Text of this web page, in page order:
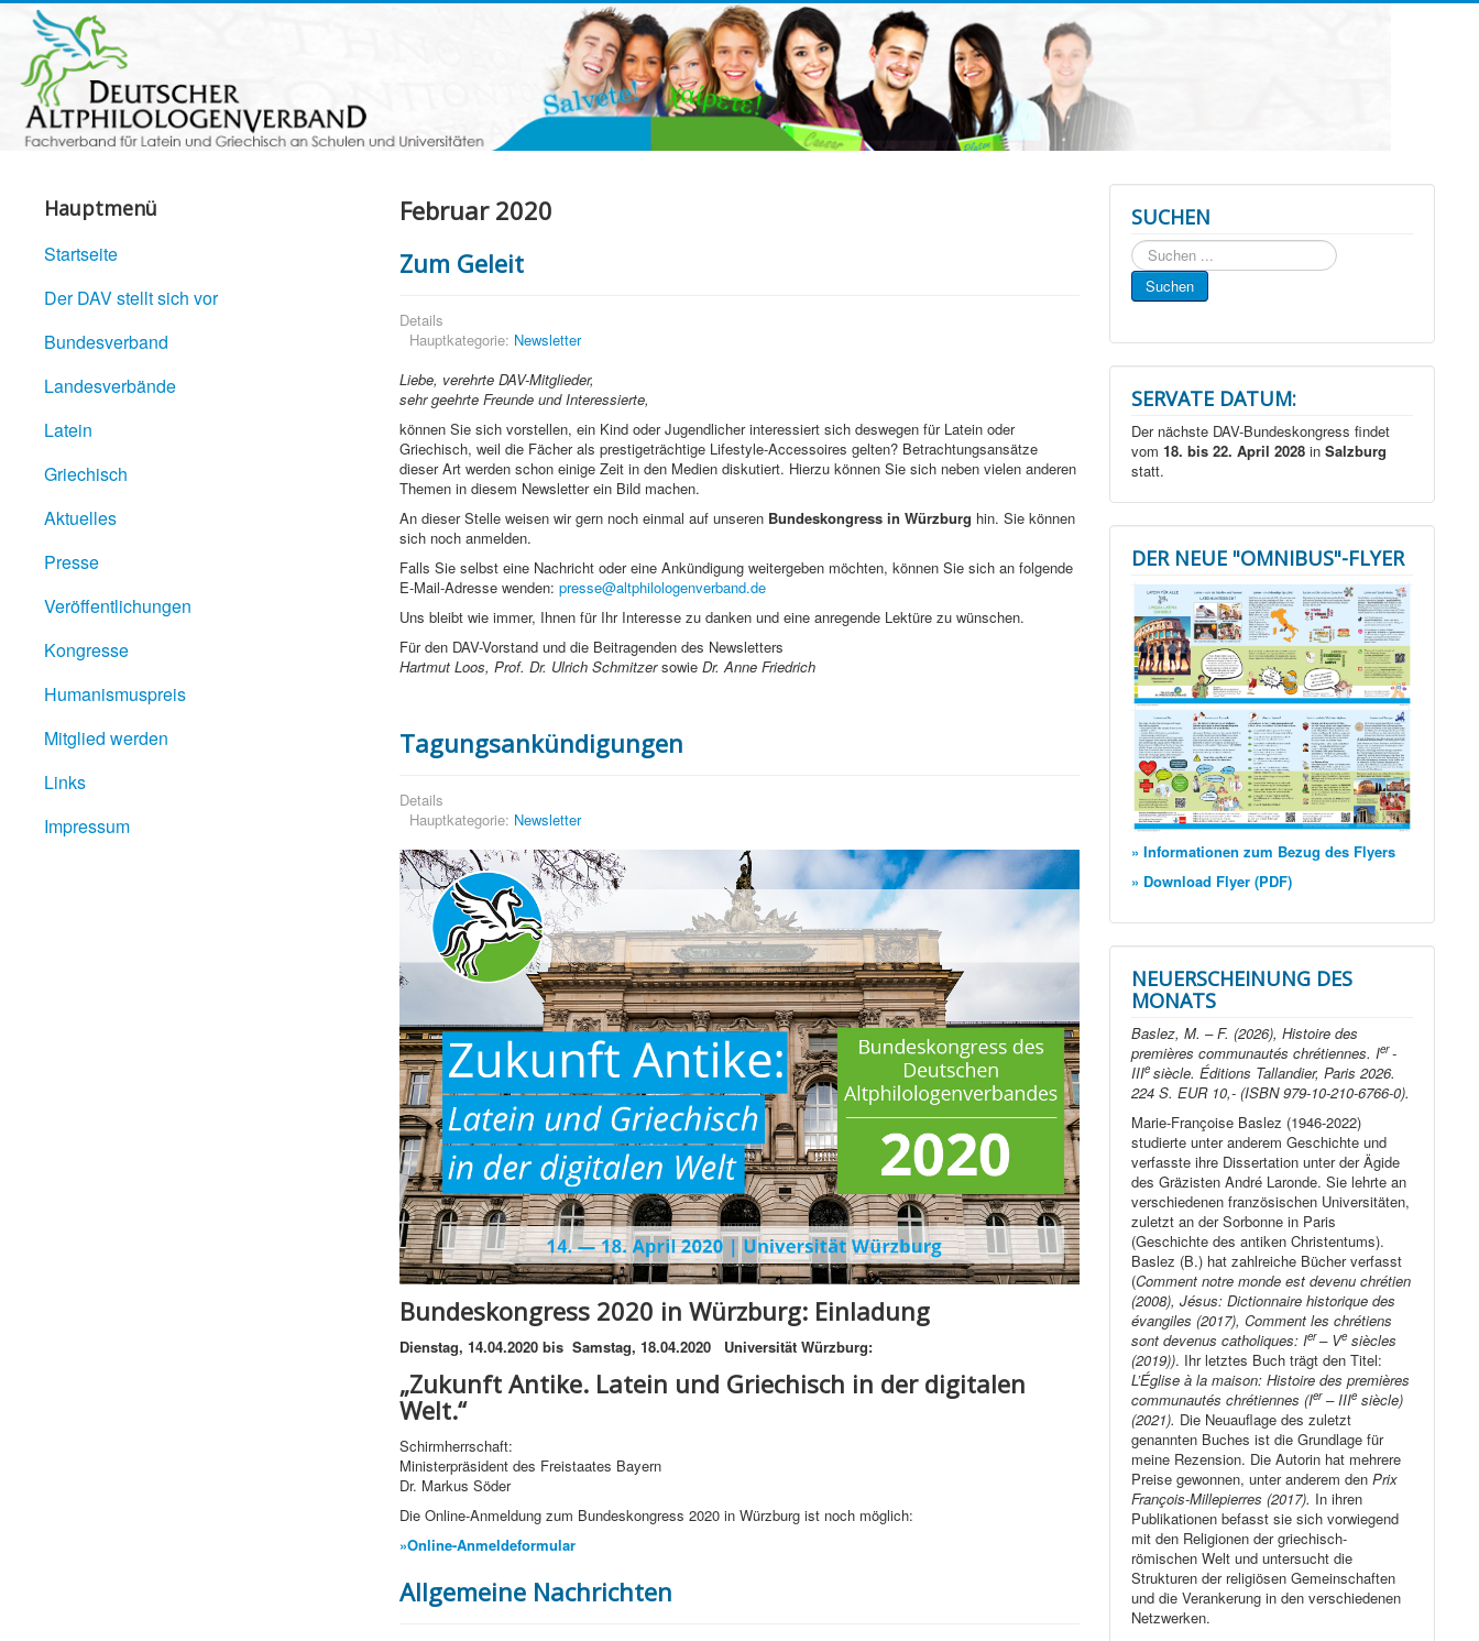
Hauptmenü
Startseite
Der DAV stellt sich vor
Bundesverband
Landesverbände
Latein
Griechisch
Aktuelles
Presse
Veröffentlichungen
Kongresse
Humanismuspreis
Mitglied werden
Links
Impressum
Februar 2020
Zum Geleit
Details
Hauptkategorie: Newsletter
Liebe, verehrte DAV-Mitglieder,
sehr geehrte Freunde und Interessierte,
können Sie sich vorstellen, ein Kind oder Jugendlicher interessiert sich deswegen für Latein oder
Griechisch, weil die Fächer als prestigeträchtige Lifestyle-Accessoires gelten? Betrachtungsansätze
dieser Art werden schon einige Zeit in den Medien diskutiert. Hierzu können Sie sich neben vielen anderen
Themen in diesem Newsletter ein Bild machen.
An dieser Stelle weisen wir gern noch einmal auf unseren Bundeskongress in Würzburg hin. Sie können
sich noch anmelden.
Falls Sie selbst eine Nachricht oder eine Ankündigung weitergeben möchten, können Sie sich an folgende
E-Mail-Adresse wenden: presse@altphilologenverband.de
Uns bleibt wie immer, Ihnen für Ihr Interesse zu danken und eine anregende Lektüre zu wünschen.
Für den DAV-Vorstand und die Beitragenden des Newsletters
Hartmut Loos, Prof. Dr. Ulrich Schmitzersowie Dr. Anne Friedrich
Tagungsankündigungen
Details
Hauptkategorie: Newsletter
Bundeskongress 2020 in Würzburg: Einladung
Dienstag, 14.04.2020 bis Samstag, 18.04.2020 Universität Würzburg:
„Zukunft Antike. Latein und Griechisch in der digitalen
Welt.“
Schirmherrschaft:
Ministerpräsident des Freistaates Bayern
Dr. Markus Söder
Die Online-Anmeldung zum Bundeskongress 2020 in Würzburg ist noch möglich:
»Online-Anmeldeformular
Allgemeine Nachrichten
SUCHEN
Suchen
...
Suchen
SERVATE DATUM:
Der nächste DAV-Bundeskongress findet
vom18. bis 22. April 2028 inSalzburg
statt.
DER NEUE "OMNIBUS"-FLYER
» Informationen zum Bezug des Flyers
» Download Flyer (PDF)
NEUERSCHEINUNG DES
MONATS
Baslez, M. – F. (2026), Histoire des
premières communautés chrétiennes. Ier-
IIIe siècle. Éditions Tallandier, Paris 2026.
224 S. EUR 10,- (ISBN 979-10-210-6766-0).
Marie-Françoise Baslez (1946-2022)
studierte unter anderem Geschichte und
verfasste ihre Dissertation unter der Ägide
des Gräzisten André Laronde. Sie lehrte an
verschiedenen französischen Universitäten,
zuletzt an der Sorbonne in Paris
(Geschichte des antiken Christentums).
Baslez (B.) hat zahlreiche Bücher verfasst
(Comment notre monde est devenu chrétien
(2008), Jésus: Dictionnaire historique des
évangiles (2017), Comment les chrétiens
sont devenus catholiques: Ier– Ve siècles
(2019)). Ihr letztes Buch trägt den Titel:
L’Église à la maison: Histoire des premières
communautés chrétiennes (Ier– IIIe siècle)
(2021). Die Neuauflage des zuletzt
genannten Buches ist die Grundlage für
meine Rezension. Die Autorin hat mehrere
Preise gewonnen, unter anderem denPrix
François-Millepierres (2017). In ihren
Publikationen befasst sie sich vorwiegend
mit den Religionen der griechisch-
römischen Welt und untersucht die
Strukturen der religiösen Gemeinschaften
und die Verankerung in den verschiedenen
Netzwerken.